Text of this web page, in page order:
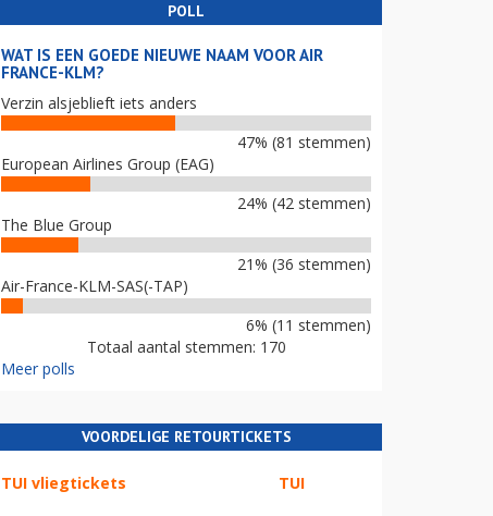
POLL
WAT IS EEN GOEDE NIEUWE NAAM VOOR AIR
FRANCE-KLM?
Verzin alsjeblieft iets anders
47% (81 stemmen)
European Airlines Group (EAG)
24% (42 stemmen)
The Blue Group
21% (36 stemmen)
Air-France-KLM-SAS(-TAP)
6% (11 stemmen)
Totaal aantal stemmen: 170
Meer polls
VOORDELIGE RETOURTICKETS
TUI vliegtickets TUI